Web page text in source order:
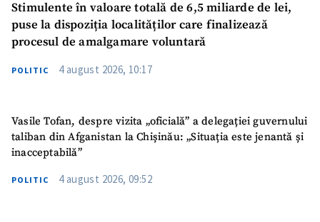
Stimulente în valoare totală de 6,5 miliarde de lei,
puse la dispoziția localităților care finalizează
procesul de amalgamare voluntară
POLITIC 4 august 2026, 10:17
Vasile Tofan, despre vizita „oficială” a delegației guvernului
taliban din Afganistan la Chișinău: „Situația este jenantă și
inacceptabilă”
POLITIC 4 august 2026, 09:52